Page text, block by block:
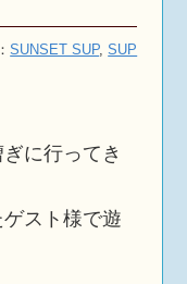
SUNSET SUP,SUP
に行ってき
スト様で遊